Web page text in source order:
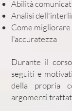
Abilità
Analisi
Come migliorare
l'accuratezza
Durante il
seguiti e
della propria
argomenti